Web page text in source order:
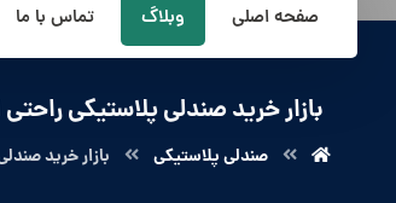
صفحه اصلی وبلاگ تماس با ما
بازار خرید صندلی پلاستیکی راحتی
صندلی پلاستیکی بازار خرید